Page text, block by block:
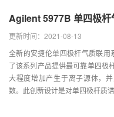
Agilent 5977B 单四极杆
更新时间：2021-08-13
全新的安捷伦单四极杆气质联用
了该系列产品提供最可靠单四极
大程度增加产生于离子源体，
数。此创新设计是对单四极杆质